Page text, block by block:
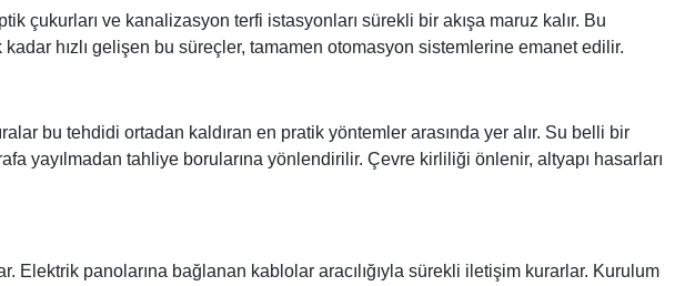
çukurları ve kanalizasyon terfi istasyonları sürekli bir akışa maruz kalır. Bu
hızlı gelişen bu süreçler, tamamen otomasyon sistemlerine emanet edilir.
bu tehdidi ortadan kaldıran en pratik yöntemler arasında yer alır. Su belli bir
yayılmadan tahliye borularına yönlendirilir. Çevre kirliliği önlenir, altyapı hasarları
Elektrik panolarına bağlanan kablolar aracılığıyla sürekli iletişim kurarlar. Kurulum